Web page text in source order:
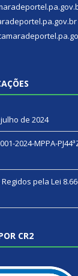
de 2024
2024-MPPA-
pela Lei
CR2